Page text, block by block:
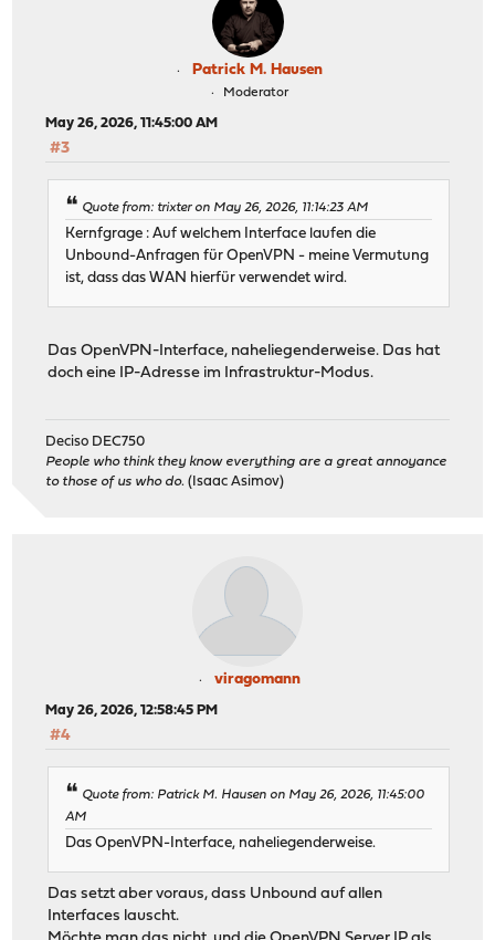
Patrick M. Hausen
Moderator
May 26, 2026, 11:45:00 AM
#3
Quote from: trixter on May 26, 2026, 11:14:23 AM
Kernfgrage : Auf welchem Interface laufen die
Unbound-Anfragen für OpenVPN - meine Vermutung
ist, dass das WAN hierfür verwendet wird.
Das OpenVPN-Interface, naheliegenderweise. Das hat
doch eine IP-Adresse im Infrastruktur-Modus.
Deciso DEC750
People who think they know everything are a great annoyance
to those of us who do. (Isaac Asimov)
viragomann
May 26, 2026, 12:58:45 PM
#4
Quote from: Patrick M. Hausen on May 26, 2026, 11:45:00
AM
Das OpenVPN-Interface, naheliegenderweise.
Das setzt aber voraus, dass Unbound auf allen
Interfaces lauscht.